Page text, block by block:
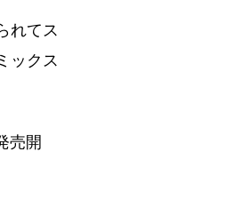
れてス
ックス
売開